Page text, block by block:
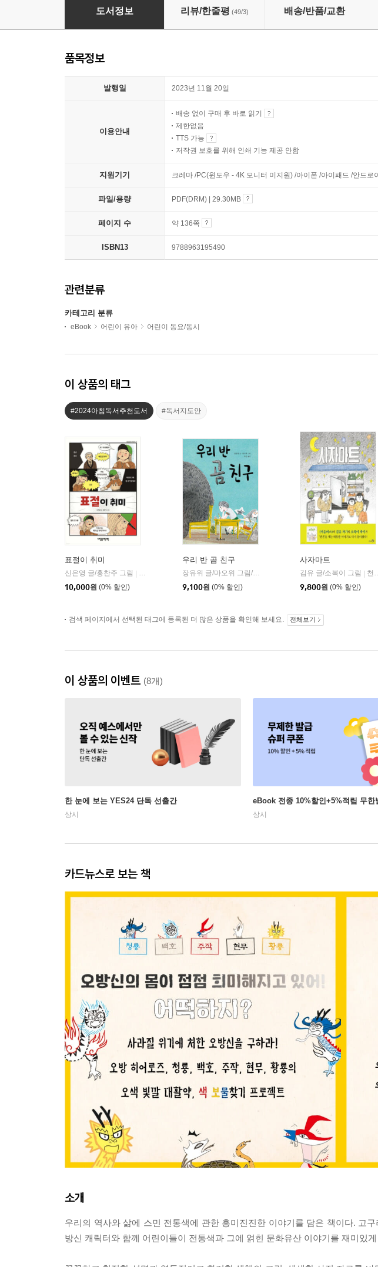
변신! 오방 히어로즈, 문화유산에 숨은 색 보물을 찾아라!
도서정보 리뷰/한줄평 (49/3) 배송/반품/교환
품목정보
발행일 2023년 11월 20일
이용안내
배송 없이 구매 후 바로 읽기
제한없음
TTS 가능
저작권 보호를 위해 인쇄 기능 제공 안함
지원기기 크레마 /PC(윈도우 - 4K 모니터 미지원) /아이폰 /아이패드 /안드
파일/용량 PDF(DRM) | 29.30MB
페이지 수 약 136쪽
ISBN13 9788963195490
관련분류
카테고리 분류
eBook 어린이 유아 어린이 동요/동시
이 상품의 태그
#2024아침독서추천도서 #독서지도안
표절이 취미
신은영 글/홍찬주 그림
내일을여는책
10,000원 (0% 할인)
우리 반 곰 친구
장유위 글/마오위 그림/조은 역
책과콩나무
9,100원 (0% 할인)
사자마트
김유 글/소복이 그림
천개의바람
9,800원 (0% 할인)
검색 페이지에서 선택된 태그에 등록된 더 많은 상품을 확인해 보세요. 전체보기
이 상품의 이벤트 (8개)
한 눈에 보는 YES24 단독 선출간
상시
eBook 전종 10%할인+5%적립 무한
상시
카드뉴스로 보는 책
소개
우리의 역사와 삶에 스민 전통색에 관한 흥미진진한 이야기를 담은 책이다. 고
방신 캐릭터와 함께 어린이들이 전통색과 그에 얽힌 문화유산 이야기를 재미있